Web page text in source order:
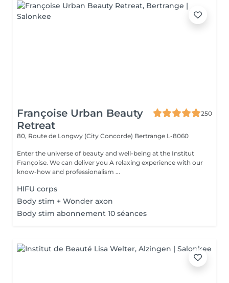
Françoise Urban Beauty
Retreat
250
80, Route de Longwy (City Concorde) Bertrange L-8060
Enter the universe of beauty and well-being at the Institut
Françoise. We can deliver you A relaxing experience with our
know-how and professionalism ...
HIFU corps
Body stim + Wonder axon
Body stim abonnement 10 séances